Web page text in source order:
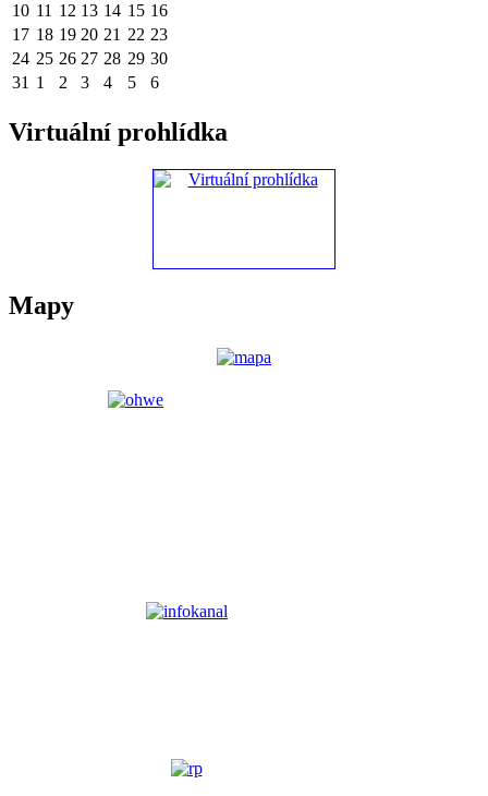
10 11 12 13 14 15 16
17 18 19 20 21 22 23
24 25 26 27 28 29 30
31 1 2 3 4 5 6
Virtuální prohlídka
Mapy